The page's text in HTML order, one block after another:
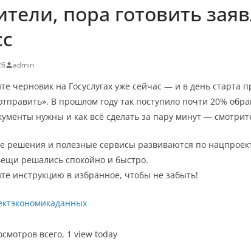
пора готовить
admin
черновик на Госуслугах уже сейчас — и в день старта
В прошлом году так поступило почти 20%
нужны и как всё сделать за пару минут —
решения и полезные сервисы развиваются по
решались спокойно и быстро.
инструкцию в избранное, чтобы не забыть!
всего, 1 view today